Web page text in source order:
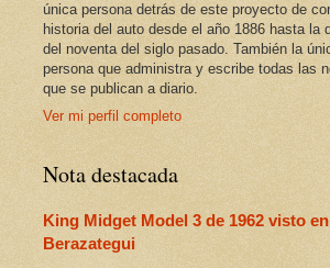
única persona detrás de este proyecto de
historia del auto desde el año 1886 hasta la
del noventa del siglo pasado. También la
persona que administra y escribe todas las
que se publican a diario.
Ver mi perfil completo
Nota destacada
King Midget Model 3 de 1962 visto en
Berazategui